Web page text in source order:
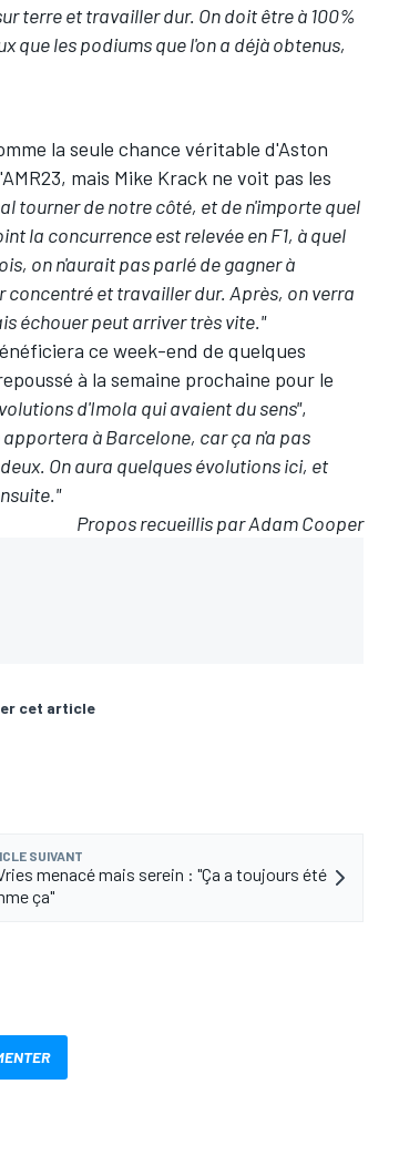
terre et travailler dur. On doit être à 100%
que les podiums que l'on a déjà obtenus,
la seule chance véritable d'Aston
mais Mike Krack ne voit pas les
tourner de notre côté, et de n'importe quel
la concurrence est relevée en F1, à quel
on n'aurait pas parlé de gagner à
concentré et travailler dur. Après, on verra
échouer peut arriver très vite."
ce week-end de quelques
à la semaine prochaine pour le
d'Imola qui avaient du sens",
apportera à Barcelone, car ça n'a pas
On aura quelques évolutions ici, et
Propos recueillis par Adam Cooper
cet article
SUIVANT
menacé mais serein : "Ça a toujours été
ça"